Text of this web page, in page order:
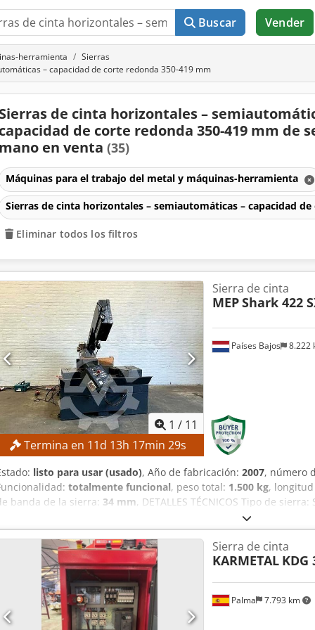
Buscar Vender
herramienta
Sierras
– capacidad de corte redonda 350-419 mm
Sierras de cinta horizontales –
capacidad de corte redonda 350-419 mm de
mano en venta (35)
Máquinas para el trabajo del metal y máquinas-herramienta
Sierras de cinta horizontales – semiautomáticas – capacidad
Eliminar todos los filtros
1 / 11
Termina en 11d 13h 17min27s
Países Bajos 8.222
Sierra de cinta
MEPShark 422
listo para usar (usado), Año de fabricación: 2007, número
totalmente funcional, peso total: 1.500 kg,
banda de la sierra: 34 mm, DETALLES TÉCNICOS Tipo de
Horizontal Corte a inglete: Sí Capacidad de corte (material
4.640 mm Ancho de la hoja de sierra: 34 mm Grosor de la
MÁQUINA Cedpfx Aezrmniefperf Sistema de control:
Hidráulica Potencia: 3,5 kW Peso para el transporte: 1.500 kg
EQUIPAMIENTO Marcado CE
Palma 7.793 km
Sierra de cinta
KARMETAL KDG